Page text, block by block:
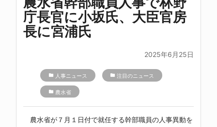
庁長官に小坂氏、大臣官房
長に宮浦氏
2025年6月25日
folder 人事ニュース folder 注目のニュース
folder 農水省
農水省が７月１日付で就任する幹部職員の人事異動を